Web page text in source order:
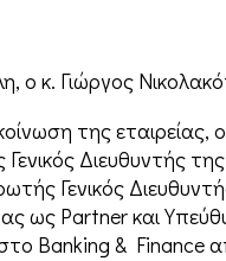
ο κ. Γιώργος
της
Διευθυντής
Γενικός
ως Partner και
Banking & Finance